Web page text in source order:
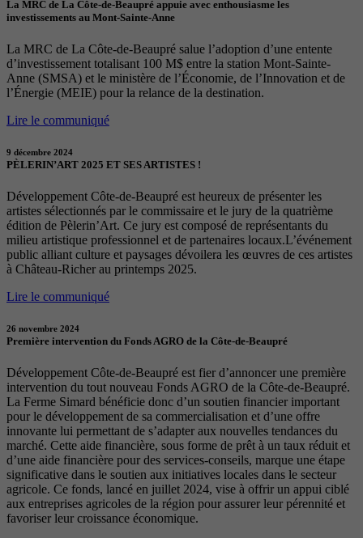
La MRC de La Côte-de-Beaupré appuie avec enthousiasme les
investissements au Mont-Sainte-Anne
La MRC de La Côte-de-Beaupré salue l’adoption d’une entente
d’investissement totalisant 100 M$ entre la station Mont-Sainte-
Anne (SMSA) et le ministère de l’Économie, de l’Innovation et de
l’Énergie (MEIE) pour la relance de la destination.
Lire le communiqué
9 décembre 2024
PÈLERIN’ART 2025 ET SES ARTISTES !
Développement Côte-de-Beaupré est heureux de présenter les
artistes sélectionnés par le commissaire et le jury de la quatrième
édition de Pèlerin’Art. Ce jury est composé de représentants du
milieu artistique professionnel et de partenaires locaux.L’événement
public alliant culture et paysages dévoilera les œuvres de ces artistes
à Château-Richer au printemps 2025.
Lire le communiqué
26 novembre 2024
Première intervention du Fonds AGRO de la Côte-de-Beaupré
Développement Côte-de-Beaupré est fier d’annoncer une première
intervention du tout nouveau Fonds AGRO de la Côte-de-Beaupré.
La Ferme Simard bénéficie donc d’un soutien financier important
pour le développement de sa commercialisation et d’une offre
innovante lui permettant de s’adapter aux nouvelles tendances du
marché. Cette aide financière, sous forme de prêt à un taux réduit et
d’une aide financière pour des services-conseils, marque une étape
significative dans le soutien aux initiatives locales dans le secteur
agricole. Ce fonds, lancé en juillet 2024, vise à offrir un appui ciblé
aux entreprises agricoles de la région pour assurer leur pérennité et
favoriser leur croissance économique.